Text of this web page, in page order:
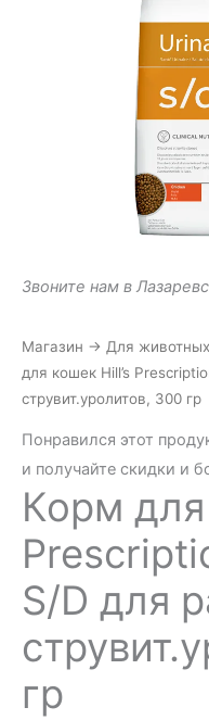
Звоните нам в
Магазин → Для животных
для кошек Hill’s
струвит.уролитов, 300 гр
Понравился этот
и получайте скидки и
Корм для
S/D для
гр